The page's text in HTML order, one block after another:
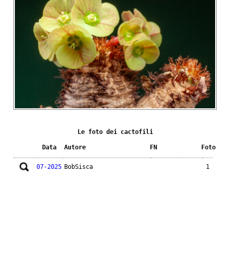
Le foto dei cactofili
Data Autore FN Foto
07-2025 BobSisca 1